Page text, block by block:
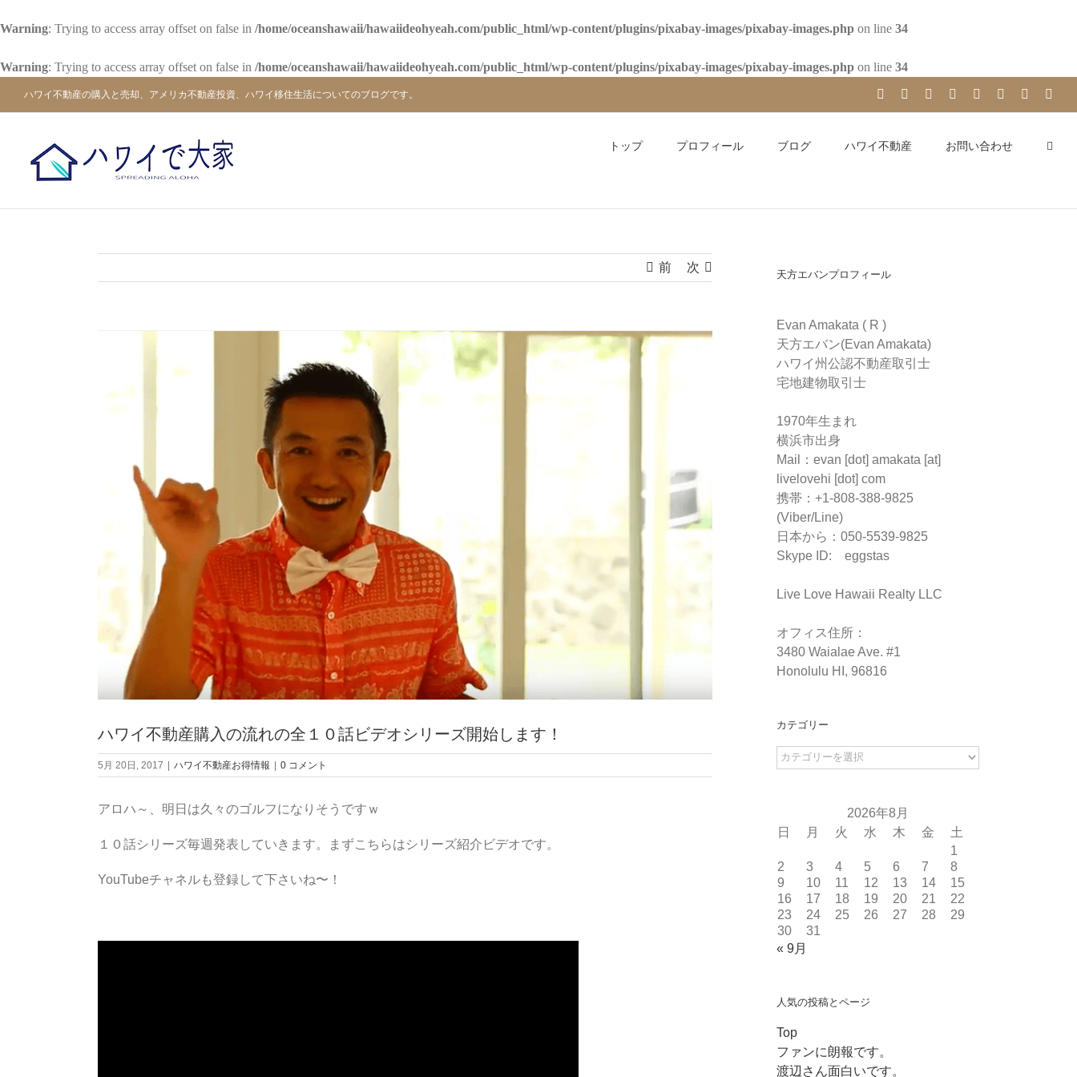
Warning: Trying to access array offset on false in /home/oceanshawaii/hawaiideohyeah.com/public_html/wp-content/plugins/pixabay-images/pixabay-images.php on line 34
Warning: Trying to access array offset on false in /home/oceanshawaii/hawaiideohyeah.com/public_html/wp-content/plugins/pixabay-images/pixabay-images.php on line 34
ハワイ不動産の購入と売却、アメリカ不動産投資、ハワイ移住生活についてのブログです。 YouTubeFacebookInstagramLinkedIn
Skype PinterestTumblr
トップ プロフィール ブログ ハワイ不動産 お問い合わせ
前 次
ハワイ不動産購入の流れの全１０話ビデオシリーズ開始します！
5月 20日, 2017 | ハワイ不動産お得情報 | 0 コメント
アロハ～、明日は久々のゴルフになりそうですｗ
１０話シリーズ毎週発表していきます。まずこちらはシリーズ紹介ビデオです。
YouTubeチャネルも登録して下さいね〜！
天方エバンプロフィール
Evan Amakata ( R )
天方エバン(Evan Amakata)
ハワイ州公認不動産取引士
宅地建物取引士
1970年生まれ
横浜市出身
Mail：evan [dot] amakata [at]
livelovehi [dot] com
携帯：+1-808-388-9825
(Viber/Line)
日本から：050-5539-9825
Skype ID: eggstas
Live Love Hawaii Realty LLC
オフィス住所：
3480 Waialae Ave. #1
Honolulu HI, 96816
カテゴリー
カ
テ
ー
2026年8月
日
月 火 水 木 金
土
1
2
3 4 5 6 7
8
9
10 11 12 13 14
15
16
17 18 19 20 21
22
23
24 25 26 27 28
29
30
31
« 9月
人気の投稿とページ
Top
ファンに朗報です。
渡辺さん面白いです。